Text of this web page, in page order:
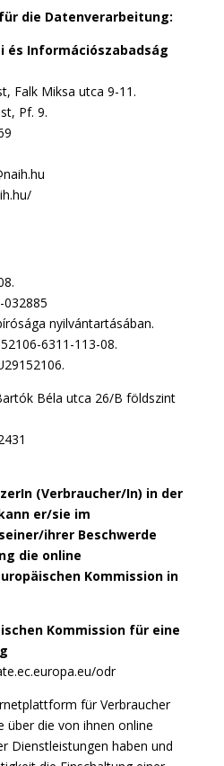
die Datenverarbeitung:
és Információszabadság
Falk Miksa utca 9-11.
Pf. 9.
032885
nyilvántartásában.
6311-113-08.
Béla utca 26/B földszint
(Verbraucher/In) in der
er/sie im
ihrer Beschwerde
die online
Kommission in
Kommission für eine
odr
für Verbraucher
über die von ihnen online
Dienstleistungen haben und